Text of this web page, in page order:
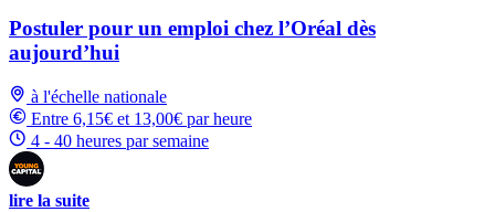
Postuler pour un emploi chez l’Oréal dès
aujourd’hui
à l'échelle nationale
Entre 6,15€ et 13,00€ par heure
4 - 40 heures par semaine
lire la suite